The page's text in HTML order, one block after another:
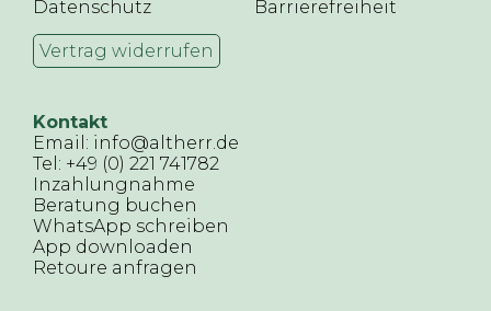
Datenschutz
Barrierefreiheit
Vertrag widerrufen
Kontakt
Email: info@altherr.de
Tel: +49 (0) 221 741782
Inzahlungnahme
Beratung buchen
WhatsApp schreiben
App downloaden
Retoure anfragen